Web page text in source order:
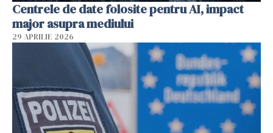
Centrele de date folosite pentru AI, impact
major asupra mediului
29 APRILIE 2026